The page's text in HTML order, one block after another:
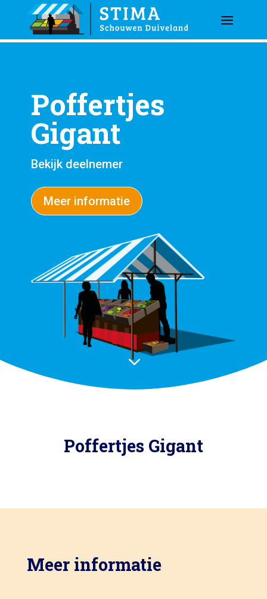
Poffertjes
Gigant
Bekijk deelnemer
Meer informatie
3
Poffertjes Gigant
Meer informatie